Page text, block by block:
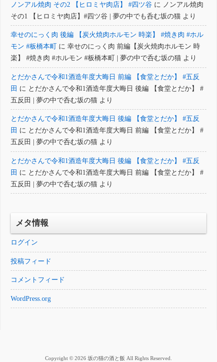
ノンアル焼肉 その2 【ヒロミヤ肉店】 #四ツ谷 に
ノンアル焼肉
その1 【ヒロミヤ肉店】#四ツ谷 | 夢の中でも呑む坂の猫 より
幸せのにっく肉 後編 【炭火焼肉ホルモン 時楽】 #焼き肉 #ホル
モン #板橋本町
に幸せのにっく肉 前編【炭火焼肉ホルモン 時
楽】 #焼き肉 #ホルモン #板橋本町 | 夢の中で呑む坂の猫 より
とだかさんで令和1酒造年度大晦日 前編 【食堂とだか】 #五反
田 に とだかさんで令和1酒造年度大晦日 後編 【食堂とだか】 #
五反田 | 夢の中で呑む坂の猫 より
とだかさんで令和1酒造年度大晦日 後編 【食堂とだか】 #五反
田 に とだかさんで令和1酒造年度大晦日 前編 【食堂とだか】 #
五反田 | 夢の中で呑む坂の猫 より
とだかさんで令和1酒造年度大晦日 後編 【食堂とだか】 #五反
田 に とだかさんで令和1酒造年度大晦日 前編 【食堂とだか】 #
五反田 | 夢の中で呑む坂の猫 より
メタ情報
ログイン
投稿フィード
コメントフィード
WordPress.org
Copyright © 2026 坂の猫の酒と飯 All Rights Reserved.